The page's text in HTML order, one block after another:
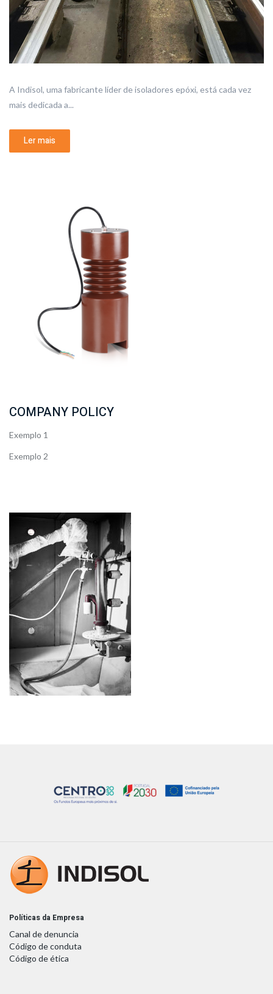
A Indisol, uma fabricante líder de isoladores epóxi, está cada vez
mais dedicada a...
Ler mais
COMPANY POLICY
Exemplo 1
Exemplo 2
Políticas da Empresa
Canal de denuncia
Código de conduta
Código de ética